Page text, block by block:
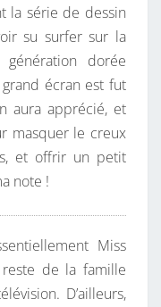
la série de dessin
su surfer sur la
dorée
écran est fut
aura apprécié, et
masquer le creux
et offrir un petit
note !
Miss
de la famille
D’ailleurs,